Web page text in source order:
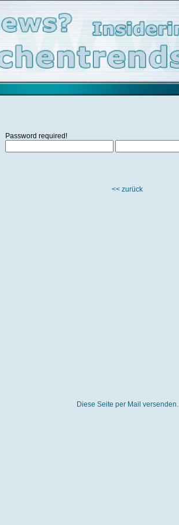
Password required!
<< zurück
Diese Seite per Mail versenden.